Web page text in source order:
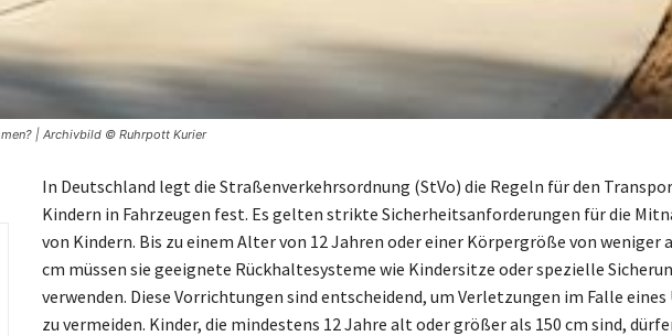
| Archivbild © Ruhrpott Kurier
In Deutschland legt die Straßenverkehrsordnung (StVo) die Regeln für den
Kindern in Fahrzeugen fest. Es gelten strikte Sicherheitsanforderungen für die
von Kindern. Bis zu einem Alter von 12 Jahren oder einer Körpergröße von weniger
cm müssen sie geeignete Rückhaltesysteme wie Kindersitze oder spezielle
verwenden. Diese Vorrichtungen sind entscheidend, um Verletzungen im Falle
zu vermeiden. Kinder, die mindestens 12 Jahre alt oder größer als 150 cm sind,